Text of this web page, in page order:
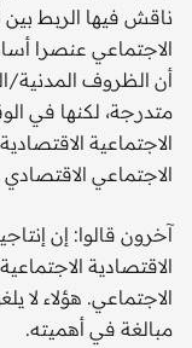
ناقش فيها الربط بين
الاجتماعي عنصرا
أن الظروف
متدرجة، لكنها في
الاجتماعية
الاجتماعي
آخرون قالوا: إن
الاقتصادية
الاجتماعي. هؤلاء لا
مبالغة في أهميته.